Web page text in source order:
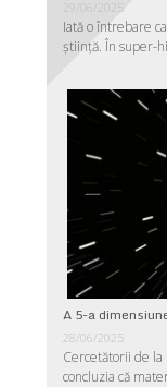
Iată o întrebare
ştiinţă. În super-
A 5-a
28/06/2025
Cercetătorii de la
concluzia că